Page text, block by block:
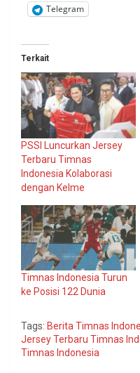
Telegram
Terkait
PSSI Luncurkan Jersey
Terbaru Timnas
Indonesia Kolaborasi
dengan Kelme
Timnas Indonesia Turun
ke Posisi 122 Dunia
Tags: Berita Timnas
Jersey Terbaru Timnas
Timnas Indonesia